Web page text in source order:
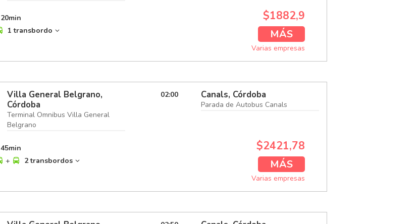
20min
1 transbordo
$1882,9
MÁS
Varias empresas
Villa General Belgrano,
Córdoba
Terminal Omnibus Villa General
Belgrano
02:00 Canals, Córdoba
Parada de Autobus Canals
45min
+ 2 transbordos
$2421,78
MÁS
Varias empresas